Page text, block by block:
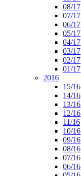
08/17
07/17
06/17
05/17
04/17
03/17
02/17
01/17
2016
15/16
14/16
13/16
12/16
11/16
10/16
09/16
08/16
07/16
06/16